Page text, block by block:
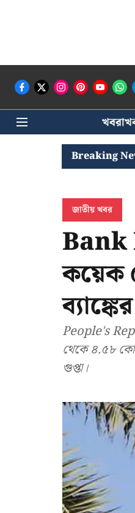
Breaking
ঘোষের খোঁজে সিপিআইএম সদর
জাতীয় খবর
Bank
কয়েক
People's
থেকে ৪.৫৮
গুপ্তা।